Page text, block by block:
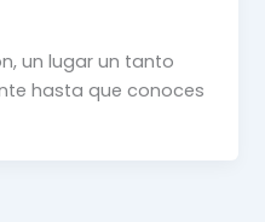
un lugar un tanto
hasta que conoces